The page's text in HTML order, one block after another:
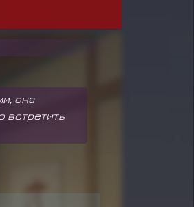
она
встретить